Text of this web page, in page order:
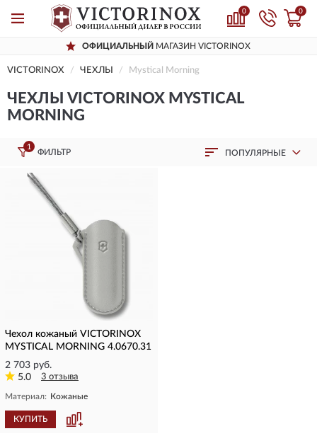
0 0
ОФИЦИАЛЬНЫЙ МАГАЗИН VICTORINOX
VICTORINOX ЧЕХЛЫ Mystical Morning
ЧЕХЛЫ VICTORINOX MYSTICAL
MORNING
1
ФИЛЬТР ПОПУЛЯРНЫЕ
Чехол кожаный VICTORINOX
MYSTICAL MORNING 4.0670.31
2 703 руб.
5.0
3 отзыва
Материал: Кожаные
КУПИТЬ